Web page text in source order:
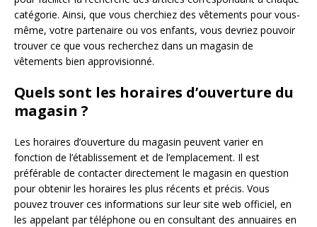
catégorie. Ainsi, que vous cherchiez des vêtements pour vous-
même, votre partenaire ou vos enfants, vous devriez pouvoir
trouver ce que vous recherchez dans un magasin de
vêtements bien approvisionné.
Quels sont les horaires d’ouverture du
magasin ?
Les horaires d’ouverture du magasin peuvent varier en
fonction de l’établissement et de l’emplacement. Il est
préférable de contacter directement le magasin en question
pour obtenir les horaires les plus récents et précis. Vous
pouvez trouver ces informations sur leur site web officiel, en
les appelant par téléphone ou en consultant des annuaires en